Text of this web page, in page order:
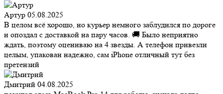
Артур 05.08.2025
В целом всё хорошо, но курьер немного заблудился по дороге
и опоздал с доставкой на пару часов. 🚚 Было неприятно
ждать, поэтому оцениваю на 4 звезды. А телефон привезли
целым, упакован надежно, сам iPhone отличный тут без
претензий
Дмитрий 04.08.2025